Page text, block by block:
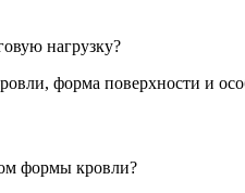
нагрузку?
форма поверхности и
формы кровли?